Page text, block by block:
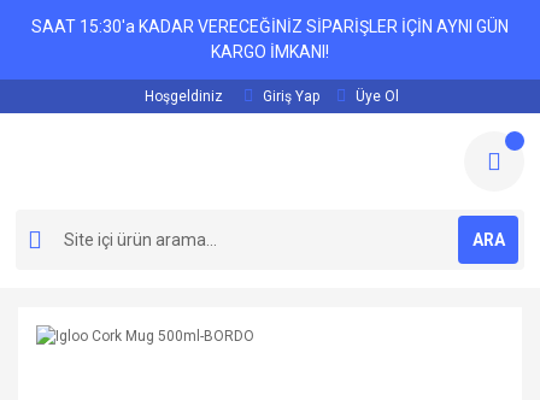
SAAT 15:30'a KADAR VERECEĞİNİZ SİPARİŞLER İÇİN AYNI GÜN
KARGO İMKANI!
Hoşgeldiniz Giriş Yap Üye Ol
ARA